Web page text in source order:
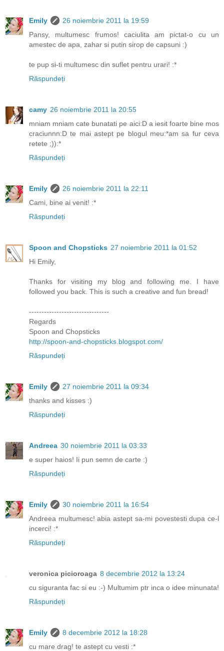
Emily
26 noiembrie 2011 la 19:59
Pansy, multumesc frumos! caciulita am pictat-o cu un
amestec de apa, zahar si putin sirop de capsuni :)
te pup si-ti multumesc din suflet pentru urari! :*
Răspundeți
camy 26 noiembrie 2011 la 20:55
mniam mniam cate bunatati pe aici:D a iesit foarte bine mos
craciunnn:D te mai astept pe blogul meu:*am sa fur ceva
retete ;)):*
Răspundeți
Emily
26 noiembrie 2011 la 22:11
Cami, bine ai venit! :*
Răspundeți
Spoon and Chopsticks 27 noiembrie 2011 la 01:52
Hi Emily,
Thanks for visiting my blog and following me. I have
followed you back. This is such a creative and fun bread!
--------------------------------
Regards
Spoon and Chopsticks
http://spoon-and-chopsticks.blogspot.com/
Răspundeți
Emily
27 noiembrie 2011 la 09:34
thanks and kisses :)
Răspundeți
Andreea 30 noiembrie 2011 la 03:33
e super haios! Ii pun semn de carte :)
Răspundeți
Emily
30 noiembrie 2011 la 16:54
Andreea multumesc! abia astept sa-mi povestesti dupa ce-l
incerci! :*
Răspundeți
veronica picioroaga 8 decembrie 2012 la 13:24
cu siguranta fac si eu :-) Multumim ptr inca o idee minunata!
Răspundeți
Emily
8 decembrie 2012 la 18:28
cu mare drag! te astept cu vesti :*